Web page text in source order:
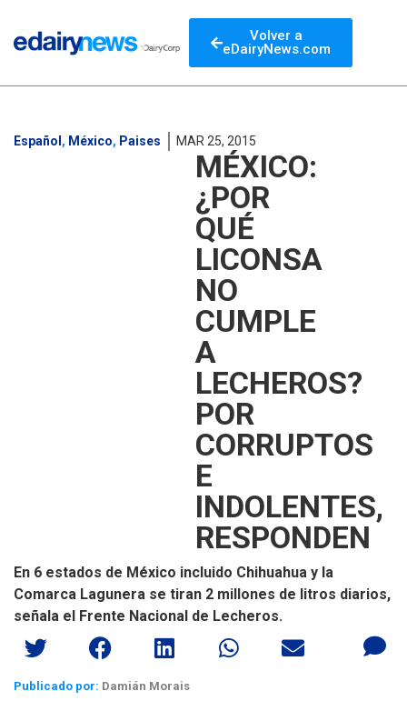
Volver a
eDairyNews.com
Español , México, Paises MAR 25, 2015
MÉXICO:
¿POR
QUÉ
LICONSA
NO
CUMPLE
A
LECHEROS?
POR
CORRUPTOS
E
INDOLENTES,
RESPONDEN
En 6 estados de México incluido Chihuahua y la
Comarca Lagunera se tiran 2 millones de litros diarios,
señala el Frente Nacional de Lecheros.
Publicado por: Damián Morais